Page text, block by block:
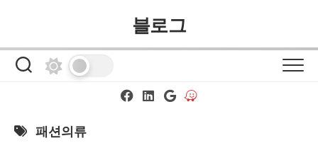
블로그
패션의류